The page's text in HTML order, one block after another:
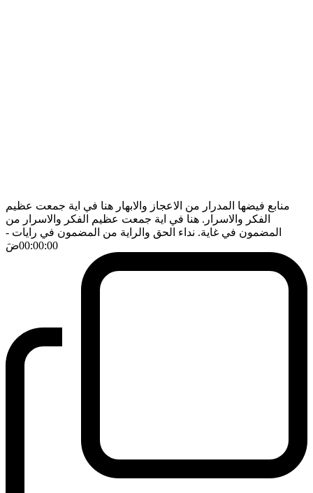
منابع فيضها المدرار من الاعجاز والابهار هنا في اية جمعت عظيم
الفكر والاسرار. هنا في اية جمعت عظيم الفكر والاسرار من
المضمون في غاية. نداء الحق والراية من المضمون في رايات -
00:00:00ضَ